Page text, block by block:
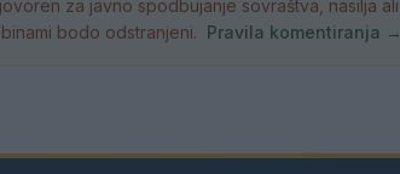
za javno spodbujanje sovraštva, nasilja ali
bodo odstranjeni. Pravila komentiranja →